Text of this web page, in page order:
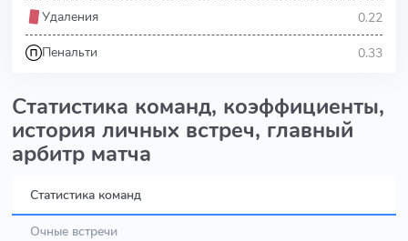
Удаления 0.22
Пенальти 0.33
Статистика команд, коэффициенты,
история личных встреч, главный
арбитр матча
Статистика команд
Очные встречи